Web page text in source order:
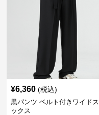
¥6,360 (税込)
黒パンツ ベルト付きワイド
ックス